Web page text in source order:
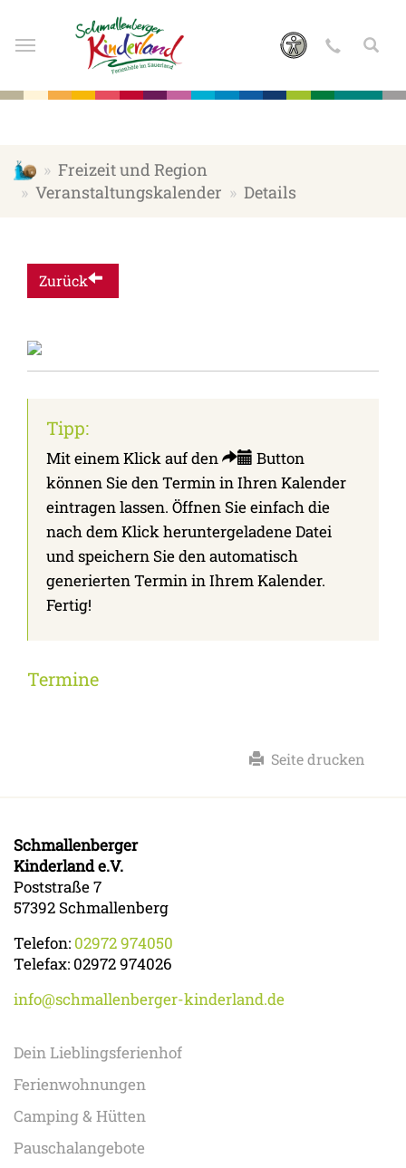
schmallenberger-kinderland.de
Freizeit und Region
Veranstaltungskalender
Details
Zurück
Tipp:
Mit einem Klick auf den
Button
können Sie den Termin in Ihren Kalender
eintragen lassen. Öffnen Sie einfach die
nach dem Klick heruntergeladene Datei
und speichern Sie den automatisch
generierten Termin in Ihrem Kalender.
Fertig!
Termine
Seite drucken
Schmallenberger
Kinderland e.V.
Poststraße 7
57392 Schmallenberg
Telefon: 02972 974050
Telefax: 02972 974026
info@schmallenberger-kinderland.de
Dein Lieblingsferienhof
Ferienwohnungen
Camping & Hütten
Pauschalangebote